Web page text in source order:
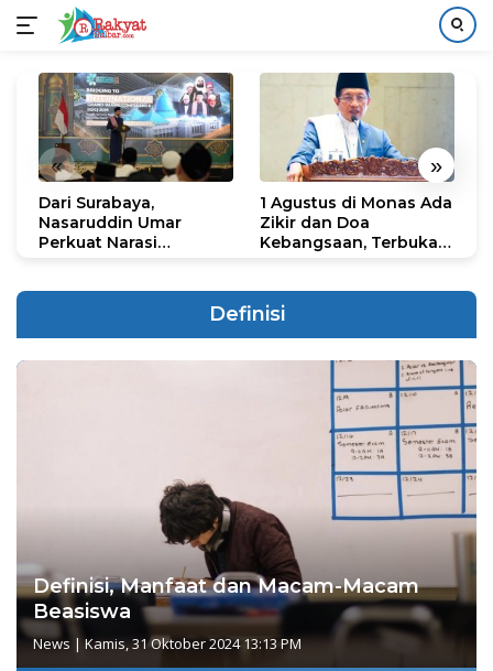
konten
« »
Dari Surabaya,
Nasaruddin Umar
Perkuat Narasi
1 Agustus di Monas Ada
Zikir dan Doa
Kebangsaan, Terbuka
Definisi
Definisi, Manfaat dan Macam-Macam
Beasiswa
News |Kamis, 31 Oktober 2024 13:13 PM